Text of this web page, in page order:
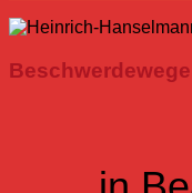
Beschwerdewege